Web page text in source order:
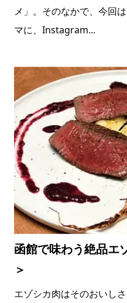
メ」。そのなかで、今回
マに、Instagram...
函館で味わう絶品エ
＞
エゾシカ肉はそのおいし